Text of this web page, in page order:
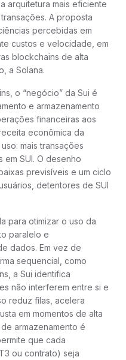
arquitetura mais eficiente
A proposta
percebidas em
custos e velocidade, em
blockchains de alta
a Solana.
o “negócio” da Sui é
e armazenamento
financeiras aos
econômica da
mais transações
em SUI. O desenho
previsíveis e um ciclo
detentores de SUI
para otimizar o uso da
paralelo e
dados. Em vez de
sequencial, como
a Sui identifica
não interferem entre si e
reduz filas, acelera
em momentos de alta
armazenamento é
que cada
ou contrato) seja